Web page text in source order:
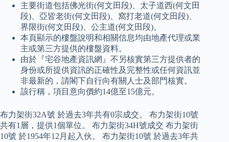
主要街道包括佛光街(何文田段)、太子道西(何文田
段)、亞皆老街(何文田段)、窩打老道(何文田段)、
界限街(何文田段)、公主道(何文田段)。
本頁顯示的樓盤說明和相關信息均由地產代理或業
主或第三方提供的樓盤資料。
由於『宅谷地產資訊網』不另核實第三方提供者的
身份或所提供資訊的正確性及完整性或任何資訊並
非最新的，請閣下自行向有關人士及部門核實。
該行稱，項目意向價約14億至15億元。
布力架街32A號 於過去3年共有0宗成交。 布力架街10號
共有1層，提供1個單位。 布力架街34H號成交 布力架街
10號 於1954年12月起入伙。 布力架街10號 於過去3年共